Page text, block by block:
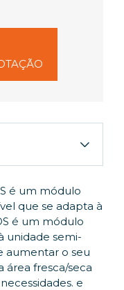
é um módulo
que se adapta à
é um módulo
unidade semi-
aumentar o seu
área fresca/seca
e